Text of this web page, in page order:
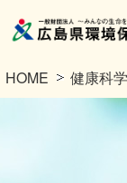
HOME 健康科